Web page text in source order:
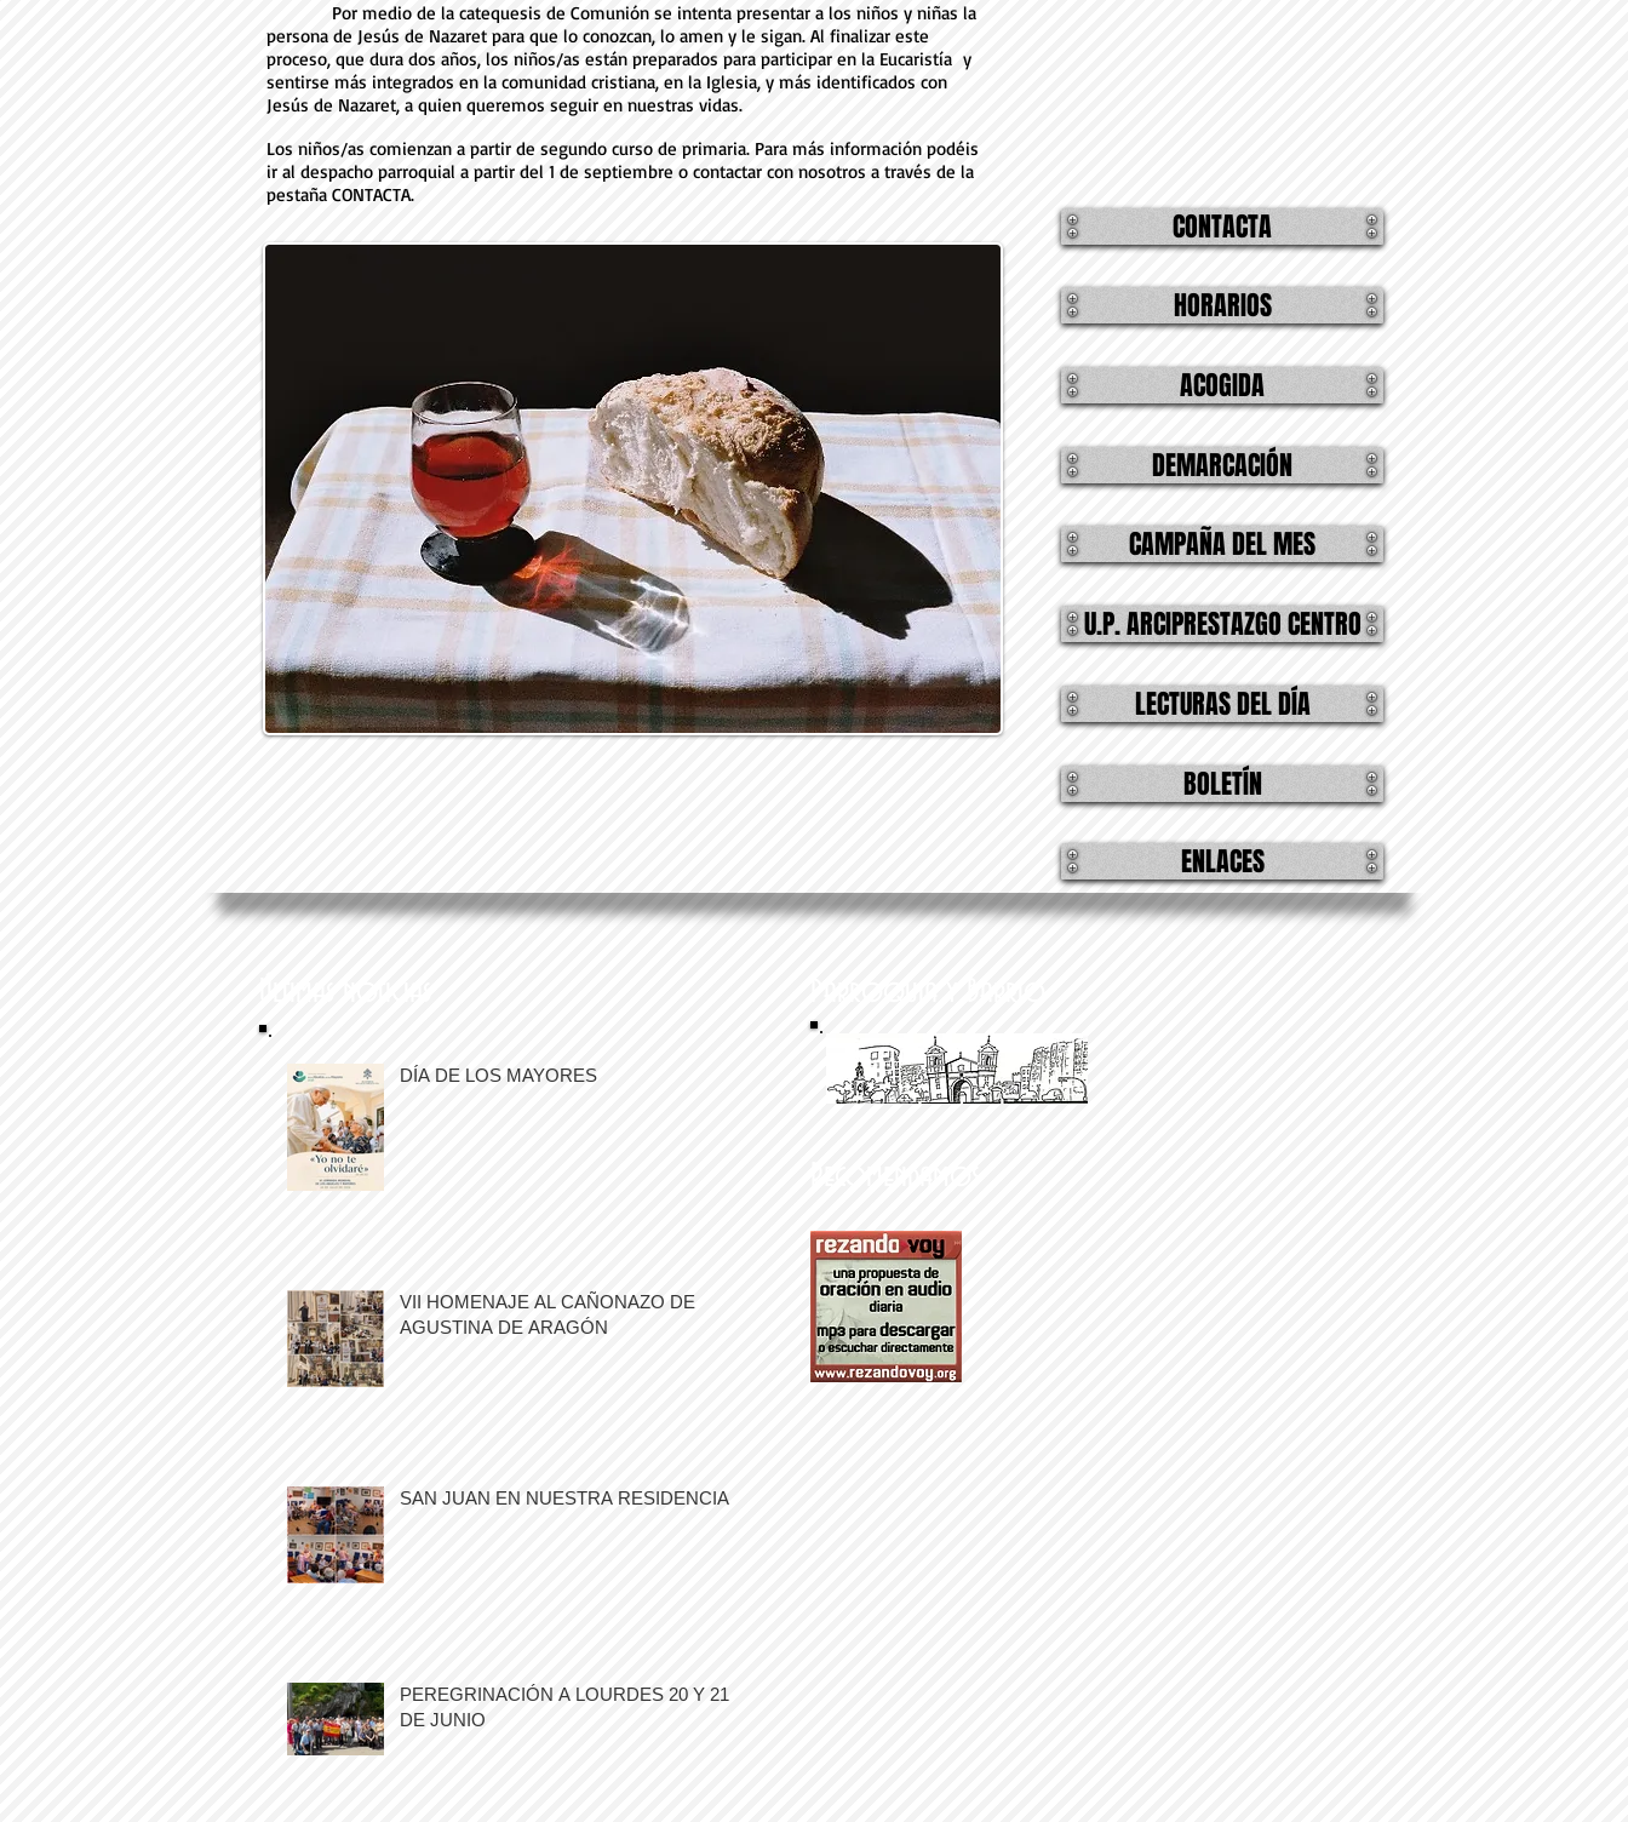
Por medio de la catequesis de Comunión se intenta presentar a los niños y niñas la
persona de Jesús de Nazaret para que lo conozcan, lo amen y le sigan. Al finalizar este
proceso, que dura dos años, los niños/as están preparados para participar en la Eucaristía y
sentirse más integrados en la comunidad cristiana, en la Iglesia, y más identificados con
Jesús de Nazaret, a quien queremos seguir en nuestras vidas.
Los niños/as comienzan a partir de segundo curso de primaria. Para más información podéis
ir al despacho parroquial a partir del 1 de septiembre o contactar con nosotros a través de la
pestaña CONTACTA.
ACOGIDA
CAMPAÑA DEL MES
U.P. ARCIPRESTAZGO CENTRO
ENLACES
BOLETÍN
CONTACTA
HORARIOS
DEMARCACIÓN
LECTURAS DEL DÍA
DÍA DE LOS MAYORES
VII HOMENAJE AL CAÑONAZO DE
AGUSTINA DE ARAGÓN
SAN JUAN EN NUESTRA RESIDENCIA
PEREGRINACIÓN A LOURDES 20 Y 21
DE JUNIO